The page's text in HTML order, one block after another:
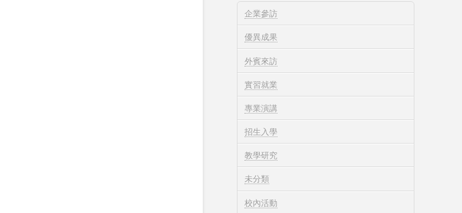
企業參訪
優異成果
外賓來訪
實習就業
專業演講
招生入學
教學研究
未分類
校內活動